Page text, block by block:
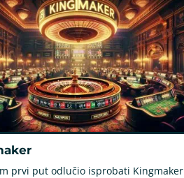
prvi put odlučio isprobati Kingmaker